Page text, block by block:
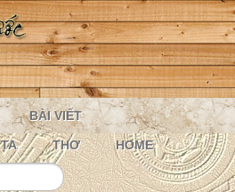
BÀI VIẾT
THƠ HOME